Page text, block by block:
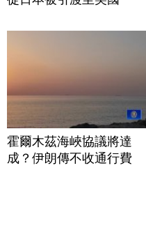
霍爾木茲海峽協議將達
成？伊朗傳不收通行費